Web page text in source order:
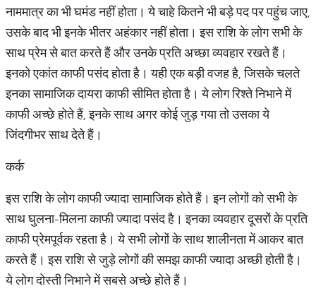
नाममात्र का भी घमंड नहीं होता। ये चाहे कितने भी बड़े पद पर पहुंच जाए,
उसके बाद भी इनके भीतर अहंकार नहीं होता। इस राशि के लोग सभी के
साथ प्रेम से बात करते हैं और उनके प्रति अच्छा व्यवहार रखते हैं।
इनको एकांत काफी पसंद होता है। यही एक बड़ी वजह है, जिसके चलते
इनका सामाजिक दायरा काफी सीमित होता है। ये लोग रिश्ते निभाने में
काफी अच्छे होते हैं, इनके साथ अगर कोई जुड़ गया तो उसका ये
जिंदगीभर साथ देते हैं।
कर्क
इस राशि के लोग काफी ज्यादा सामाजिक होते हैं। इन लोगों को सभी के
साथ घुलना-मिलना काफी ज्यादा पसंद है। इनका व्यवहार दूसरों के प्रति
काफी प्रेमपूर्वक रहता है। ये सभी लोगों के साथ शालीनता में आकर बात
करते हैं। इस राशि से जुड़े लोगों की समझ काफी ज्यादा अच्छी होती है।
ये लोग दोस्ती निभाने में सबसे अच्छे होते हैं।